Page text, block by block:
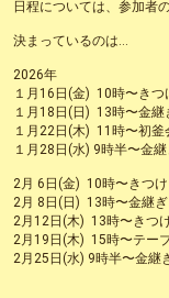
日程については、参加者
決まっているのは…
2026年
１月16日(金) 10時〜きつ
１月18日(日) 13時〜金継
１月22日(木) 11時〜初釜
１月28日(水) 9時半〜金
2月 6日(金) 10時〜きつけ
2月 8日(日) 13時〜金継ぎ
2月12日(木) 13時〜きつ
2月19日(木) 15時〜テー
2月25日(水) 9時半〜金継